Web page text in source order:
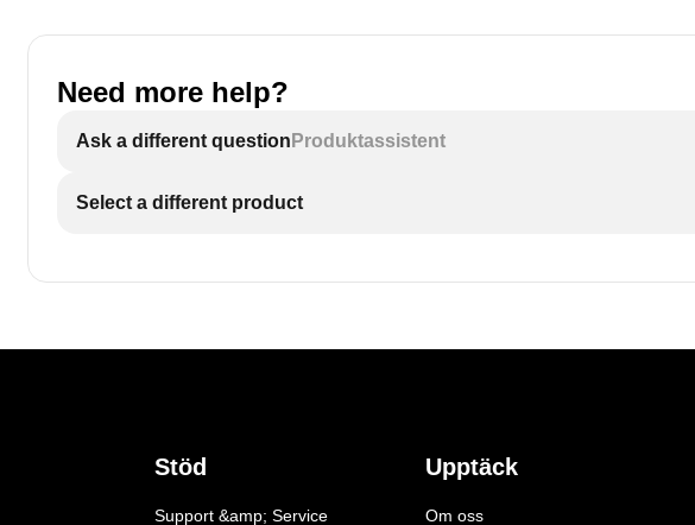
Need more help?
Ask a different question Produktassistent
Select a different product
Stöd
Support &amp; Service
Upptäck
Om oss